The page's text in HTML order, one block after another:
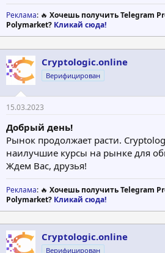
Реклама: 🔥 Хочешь получить Telegram
Polymarket? Кликай сюда!
Cryptologic.online
Верифицирован
15.03.2023
Добрый день!
Рынок продолжает расти.
наилучшие курсы на рынке для
Ждем Вас, друзья!
Реклама: 🔥 Хочешь получить Telegram
Polymarket? Кликай сюда!
Cryptologic.online
Верифицирован